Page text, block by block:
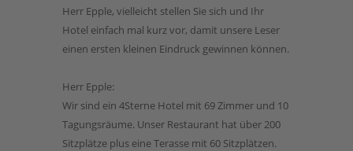
Herr Epple, vielleicht stellen Sie sich und Ihr
Hotel einfach mal kurz vor, damit unsere Leser
einen ersten kleinen Eindruck gewinnen können.
Herr Epple:
Wir sind ein 4Sterne Hotel mit 69 Zimmer und 10
Tagungsräume. Unser Restaurant hat über 200
Sitzplätze plus eine Terasse mit 60 Sitzplätzen.